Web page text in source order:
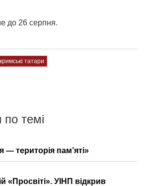
до 26 серпня.
татари
по темі
— територія пам’яті»
«Просвіті». УІНП відкрив